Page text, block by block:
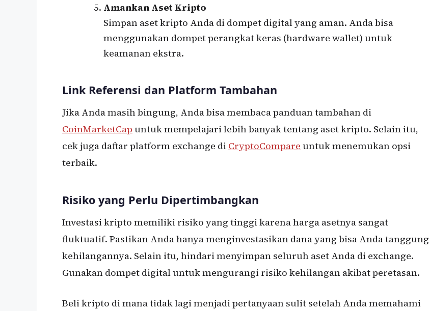
Amankan Aset Kripto
Simpan aset kripto Anda di dompet digital yang aman. Anda bisa
menggunakan dompet perangkat keras (hardware wallet) untuk
keamanan ekstra.
Link Referensi dan Platform Tambahan
Jika Anda masih bingung, Anda bisa membaca panduan tambahan di
CoinMarketCap untuk mempelajari lebih banyak tentang aset kripto. Selain itu,
cek juga daftar platform exchange di CryptoCompare untuk menemukan opsi
terbaik.
Risiko yang Perlu Dipertimbangkan
Investasi kripto memiliki risiko yang tinggi karena harga asetnya sangat
fluktuatif. Pastikan Anda hanya menginvestasikan dana yang bisa Anda tanggung
kehilangannya. Selain itu, hindari menyimpan seluruh aset Anda di exchange.
Gunakan dompet digital untuk mengurangi risiko kehilangan akibat peretasan.
Beli kripto di mana tidak lagi menjadi pertanyaan sulit setelah Anda memahami